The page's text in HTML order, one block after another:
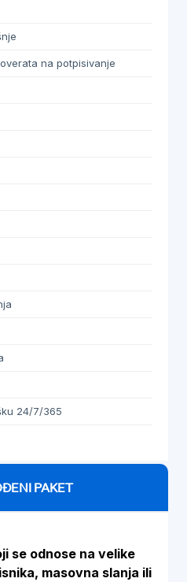
na potpisivanje
24/7/365
PAKET
se odnose na velike
masovna slanja ili